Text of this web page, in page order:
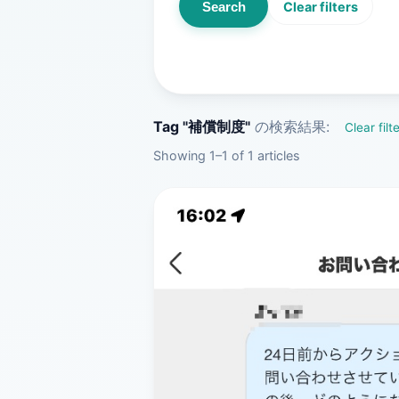
Search Clear filters
Tag "補償制度" の検索結果: Clear
Showing 1–1 of 1 articles